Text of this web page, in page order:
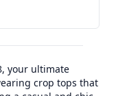
your ultimate
crop tops that